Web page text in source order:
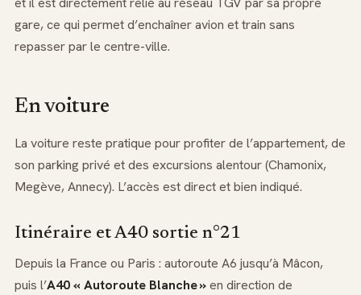
gare, ce qui permet d’enchaîner avion et train sans
repasser par le centre-ville.
En voiture
La voiture reste pratique pour profiter de l’appartement, de
son parking privé et des excursions alentour (Chamonix,
Megève, Annecy). L’accès est direct et bien indiqué.
Itinéraire et A40 sortie n°21
Depuis la France ou Paris : autoroute A6 jusqu’à Mâcon,
puis l’A40 « Autoroute Blanche »en direction de